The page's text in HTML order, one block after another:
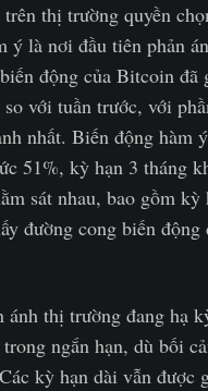
thị trường quyền
ý là nơi đầu tiên phản
động của Bitcoin đã
với tuần trước, với
nhất. Biến động hàm
51%, kỳ hạn 3 tháng
sát nhau, bao gồm kỳ
đường cong biến động
ánh thị trường đang hạ
ngắn hạn, dù bối
kỳ hạn dài vẫn được